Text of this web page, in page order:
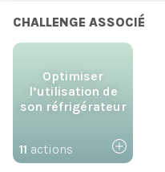
CHALLENGE ASSOCIÉ
Optimiser
l’utilisation de
son réfrigérateur
11 actions